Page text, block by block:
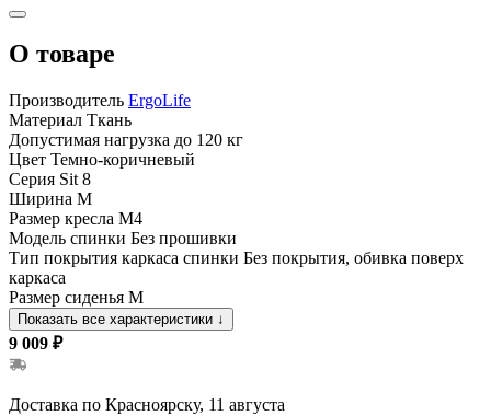
О товаре
Производитель ErgoLife
Материал Ткань
Допустимая нагрузка до 120 кг
Цвет Темно-коричневый
Серия Sit 8
Ширина M
Размер кресла M4
Модель спинки Без прошивки
Тип покрытия каркаса спинки Без покрытия, обивка поверх
каркаса
Размер сиденья M
Показать все характеристики ↓
9 009 ₽
Доставка по Красноярску, 11 августа